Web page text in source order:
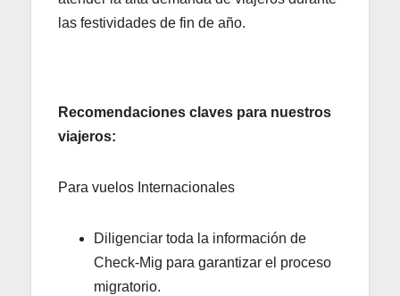
las festividades de fin de año.
Recomendaciones claves para nuestros
viajeros:
Para vuelos Internacionales
Diligenciar toda la información de
Check-Mig para garantizar el proceso
migratorio.